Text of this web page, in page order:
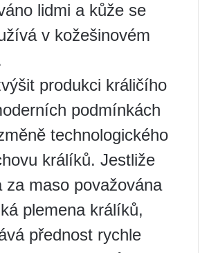
lidmi a kůže se
v kožešinovém
produkci králičího
podmínkách
technologického
králíků. Jestliže
za maso považována
plemena králíků,
přednost rychle